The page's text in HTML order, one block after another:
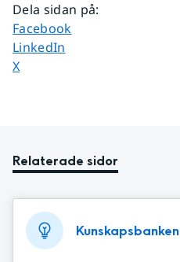
Dela sidan på:
Dela sidan på
Facebook
Dela sidan på
LinkedIn
Dela sidan på
X
Relaterade sidor
Kunskapsbanken